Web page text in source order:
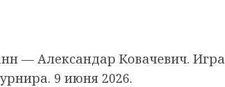
— Александар Ковачевич. Игра
9 июня 2026.